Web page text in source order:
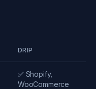
DRIP
✅ Shopify,
WooCommerce